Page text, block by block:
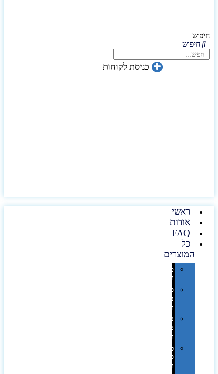
חיפוש
חיפוש
כניסת לקוחות
ראשי
אודות
FAQ
כל
המוצרים
טכנולוגיה
וגאדג'טים
פנאי,
נופש
ונסיעות
סביבת
משרד
ופרימיום
כלים,
פנסים
ורכב